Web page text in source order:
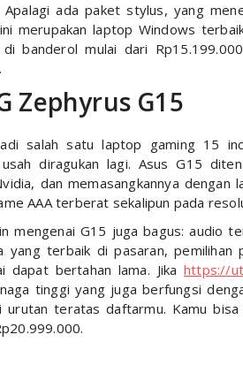
Apalagi ada paket stylus, yang
merupakan laptop Windows
banderol mulai dari
Zephyrus G15
salah satu laptop gaming 15
diragukan lagi. Asus G15
dan memasangkannya
AAA terberat sekalipun pada
mengenai G15 juga bagus: audio
yang terbaik di pasaran,
dapat bertahan lama. Jikahttps://
tinggi yang juga berfungsi
urutan teratas daftarmu. Kamu